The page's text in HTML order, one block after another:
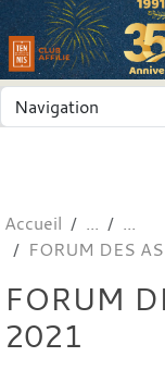
Accueil
FORUM DES
FORUM
2021
Panneau de gestion